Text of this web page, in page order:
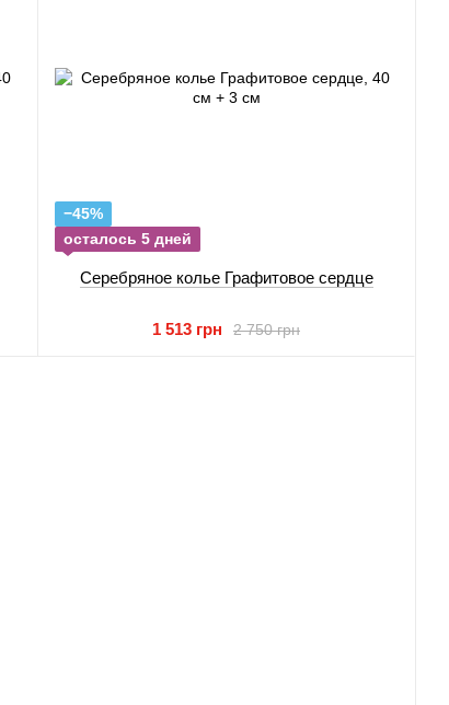
−45%
осталось 5 дней
Серебряное колье Графитовое сердце
2 750 грн
1 513 грн